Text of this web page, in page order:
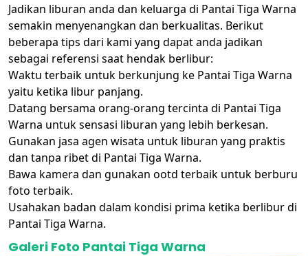
Jadikan liburan anda dan keluarga di Pantai Tiga Warna
semakin menyenangkan dan berkualitas. Berikut
beberapa tips dari kami yang dapat anda jadikan
sebagai referensi saat hendak berlibur:
Waktu terbaik untuk berkunjung ke Pantai Tiga Warna
yaitu ketika libur panjang.
Datang bersama orang-orang tercinta di Pantai Tiga
Warna untuk sensasi liburan yang lebih berkesan.
Gunakan jasa agen wisata untuk liburan yang praktis
dan tanpa ribet di Pantai Tiga Warna.
Bawa kamera dan gunakan ootd terbaik untuk berburu
foto terbaik.
Usahakan badan dalam kondisi prima ketika berlibur di
Pantai Tiga Warna.
Galeri Foto Pantai Tiga Warna